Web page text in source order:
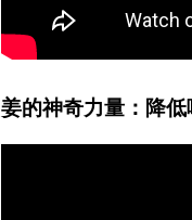
姜的神奇力量：降